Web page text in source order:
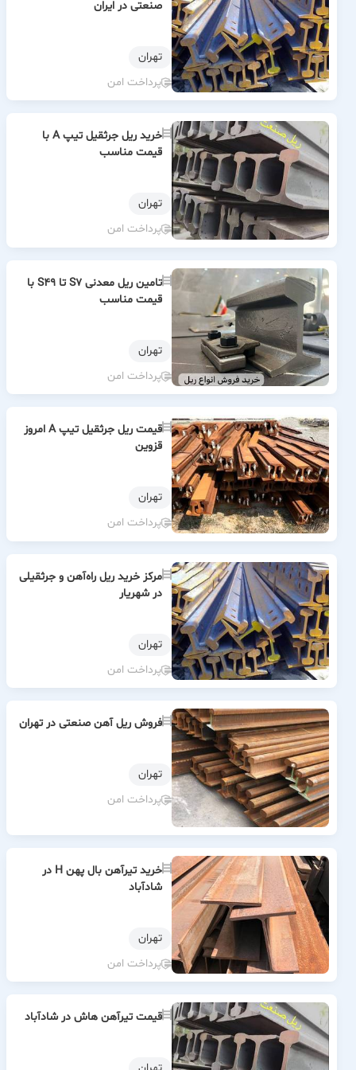
صنعتی در ایران
تهران
پرداخت امن
خرید ریل جرثقیل تیپ A با
قیمت مناسب
تهران
پرداخت امن
تامین ریل معدنی S7 تا S49 با
قیمت مناسب
تهران
پرداخت امن
قیمت ریل جرثقیل تیپ A امروز
قزوین
تهران
پرداخت امن
مرکز خرید ریل راه‌آهن و جرثقیلی
در شهریار
تهران
پرداخت امن
فروش ریل آهن صنعتی در تهران
تهران
پرداخت امن
خرید تیرآهن بال پهن H در
شادآباد
تهران
پرداخت امن
قیمت تیرآهن هاش در شادآباد